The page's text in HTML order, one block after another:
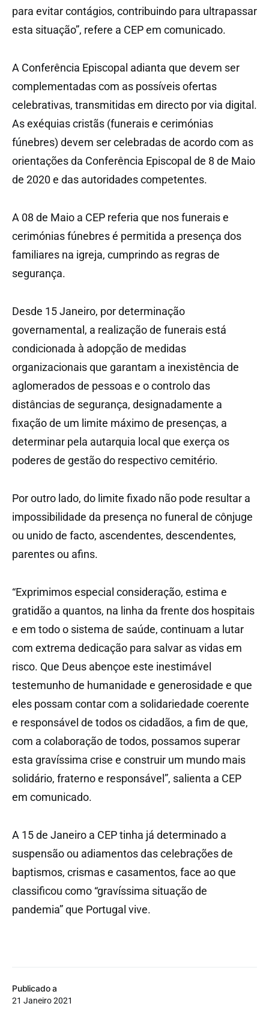
Publicado a
21 Janeiro 2021
para evitar contágios, contribuindo para ultrapassar
esta situação”, refere a CEP em comunicado.
A Conferência Episcopal adianta que devem ser
complementadas com as possíveis ofertas
celebrativas, transmitidas em directo por via digital.
As exéquias cristãs (funerais e cerimónias
fúnebres) devem ser celebradas de acordo com as
orientações da Conferência Episcopal de 8 de Maio
de 2020 e das autoridades competentes.
A 08 de Maio a CEP referia que nos funerais e
cerimónias fúnebres é permitida a presença dos
familiares na igreja, cumprindo as regras de
segurança.
Desde 15 Janeiro, por determinação
governamental, a realização de funerais está
condicionada à adopção de medidas
organizacionais que garantam a inexistência de
aglomerados de pessoas e o controlo das
distâncias de segurança, designadamente a
fixação de um limite máximo de presenças, a
determinar pela autarquia local que exerça os
poderes de gestão do respectivo cemitério.
Por outro lado, do limite fixado não pode resultar a
impossibilidade da presença no funeral de cônjuge
ou unido de facto, ascendentes, descendentes,
parentes ou afins.
“Exprimimos especial consideração, estima e
gratidão a quantos, na linha da frente dos hospitais
e em todo o sistema de saúde, continuam a lutar
com extrema dedicação para salvar as vidas em
risco. Que Deus abençoe este inestimável
testemunho de humanidade e generosidade e que
eles possam contar com a solidariedade coerente
e responsável de todos os cidadãos, a fim de que,
com a colaboração de todos, possamos superar
esta gravíssima crise e construir um mundo mais
solidário, fraterno e responsável”, salienta a CEP
em comunicado.
A 15 de Janeiro a CEP tinha já determinado a
suspensão ou adiamentos das celebrações de
baptismos, crismas e casamentos, face ao que
classificou como “gravíssima situação de
pandemia” que Portugal vive.